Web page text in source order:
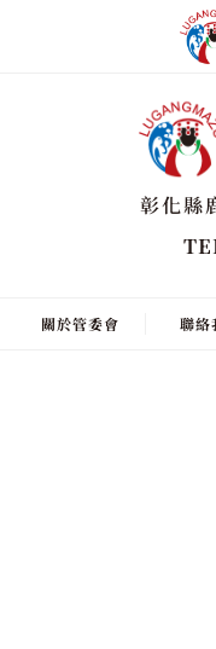
彰化縣
關於管委會 聯絡